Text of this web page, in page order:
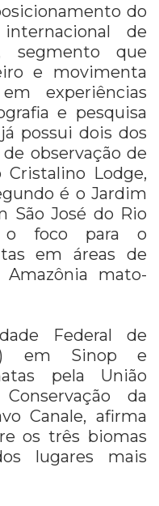
do
de
segmento que
e movimenta
experiências
e pesquisa
possui dois dos
observação de
Lodge,
é o Jardim
São José do Rio
o foco para o
em áreas de
mato-
Federal de
em Sinop e
pela União
da
Canale, afirma
os três biomas
lugares mais